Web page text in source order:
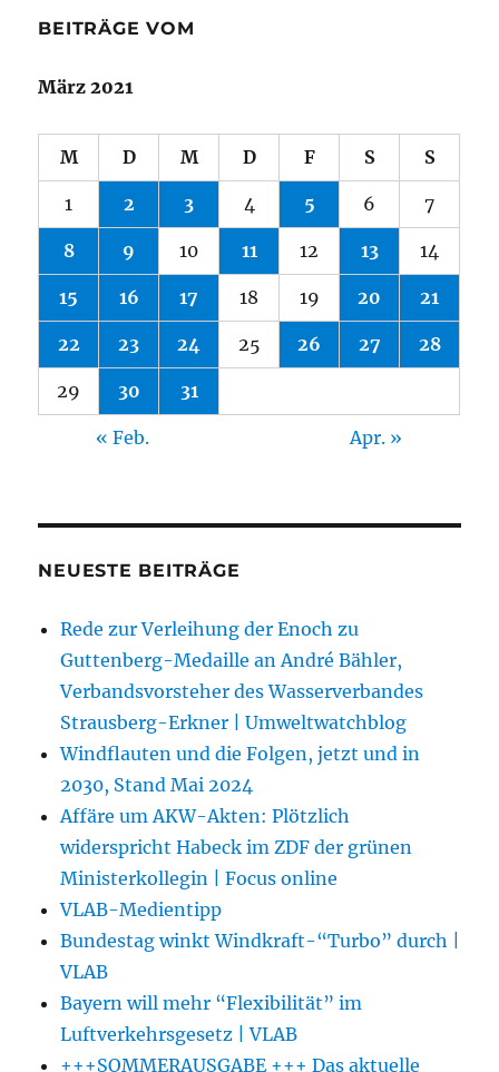
BEITRÄGE VOM
März 2021
M D M D F S S
1 2 3 4 5 6 7
8 9 10 11 12 13 14
15 16 17 18 19 20 21
22 23 24 25 26 27 28
29 30 31
« Feb. Apr. »
NEUESTE BEITRÄGE
Rede zur Verleihung der Enoch zu
Guttenberg-Medaille an André Bähler,
Verbandsvorsteher des Wasserverbandes
Strausberg-Erkner | Umweltwatchblog
Windflauten und die Folgen, jetzt und in
2030, Stand Mai 2024
Affäre um AKW-Akten: Plötzlich
widerspricht Habeck im ZDF der grünen
Ministerkollegin | Focus online
VLAB-Medientipp
Bundestag winkt Windkraft-“Turbo” durch |
VLAB
Bayern will mehr “Flexibilität” im
Luftverkehrsgesetz | VLAB
+++SOMMERAUSGABE +++ Das aktuelle